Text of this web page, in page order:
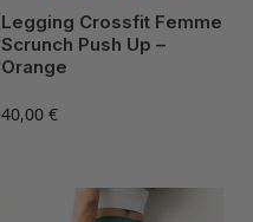
Legging Crossfit Femme
Scrunch Push Up –
Orange
40,00€